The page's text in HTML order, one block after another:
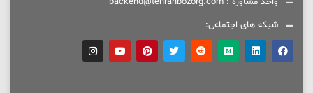
شبکه های اجتماعی: